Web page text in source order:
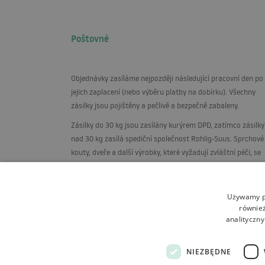
Poštovné
Objednávky zasíláme nejpozději následující pracovní den po
jejich zaplacení (nebo výběru platby na dobírku). Všechny
zásilky jsou pojištěny a pečlivě a bezpečně zabaleny.
Zásilky do 30 kg jsou zasílány kurýrem DPD, zatímco zásilky
nad 30 kg zasílá spediční společnost Rohlig-Suus. Sprchové
kouty, dveře a další výrobky, které vyžadují zvláštní péči, se
O obchodu Doprava
Używamy
NIEZBĘDNE